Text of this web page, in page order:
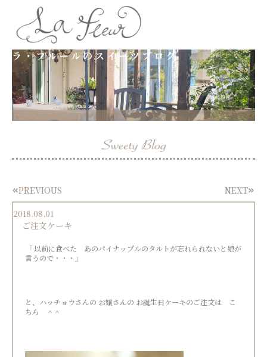
ラ・フルールのスイーツブログ
PrevPREVIOUS NEXTNext
2018.08.01
ご注文ケーキ
「 以前に食べた あのパイナップルのタルトが忘れられないと娘が
言うので・・・」
と、ハッチョウさんの お嬢さんの お誕生日ケーキのご注文は こ
ちら ＾＾